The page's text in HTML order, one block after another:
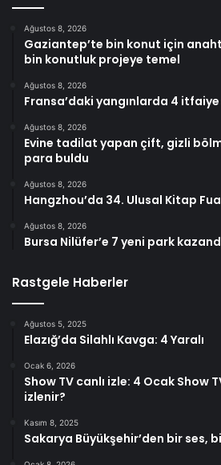
Ağustos 8, 2026
Gaziantep’te bin konut için
bin konutluk projeye temel
Ağustos 8, 2026
Fransa’daki yangınlarda 4
Ağustos 8, 2026
Evine tadilat yapan çift, gizli
para buldu
Ağustos 8, 2026
Hangzhou’da 34. Ulusal Kitap
Ağustos 8, 2026
Bursa Nilüfer’e 7 yeni park
Rastgele Haberler
Ağustos 5, 2025
Elazığ’da Silahlı Kavga: 4 Yaralı
Ocak 6, 2026
Show TV canlı izle: 4 Ocak Show
izlenir?
Kasım 8, 2025
Sakarya Büyükşehir’den bir ses,